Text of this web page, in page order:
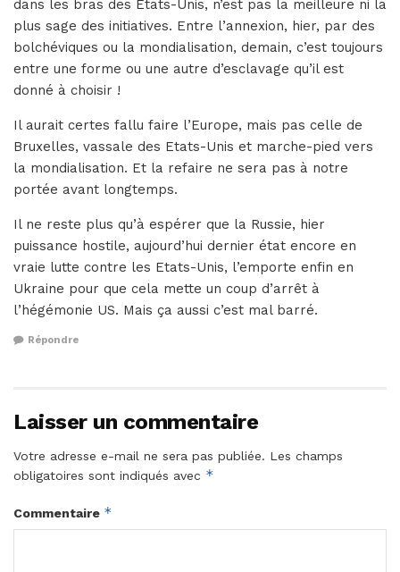
dans les bras des Etats-Unis, n’est pas la meilleure ni la
plus sage des initiatives. Entre l’annexion, hier, par des
bolchéviques ou la mondialisation, demain, c’est toujours
entre une forme ou une autre d’esclavage qu’il est
donné à choisir !
Il aurait certes fallu faire l’Europe, mais pas celle de
Bruxelles, vassale des Etats-Unis et marche-pied vers
la mondialisation. Et la refaire ne sera pas à notre
portée avant longtemps.
Il ne reste plus qu’à espérer que la Russie, hier
puissance hostile, aujourd’hui dernier état encore en
vraie lutte contre les Etats-Unis, l’emporte enfin en
Ukraine pour que cela mette un coup d’arrêt à
l’hégémonie US. Mais ça aussi c’est mal barré.
Répondre
Laisser un commentaire
Votre adresse e-mail ne sera pas publiée. Les champs
obligatoires sont indiqués avec *
Commentaire *